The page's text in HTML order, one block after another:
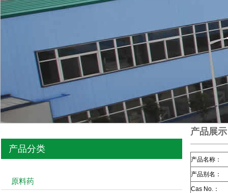
产品分类
原料药
产品展示
产品名称：
产品别名：
Cas No.：